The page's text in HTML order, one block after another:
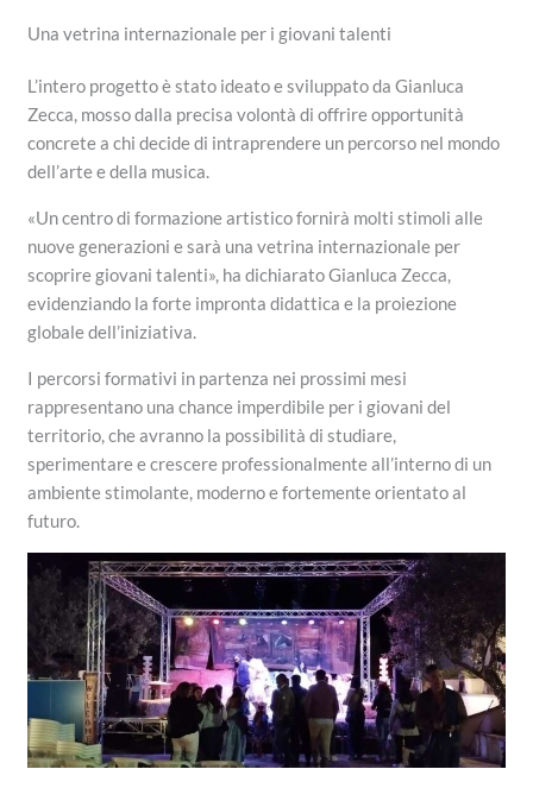
Una vetrina internazionale per i giovani talenti
L’intero progetto è stato ideato e sviluppato da Gianluca
Zecca, mosso dalla precisa volontà di offrire opportunità
concrete a chi decide di intraprendere un percorso nel mondo
dell’arte e della musica.
«Un centro di formazione artistico fornirà molti stimoli alle
nuove generazioni e sarà una vetrina internazionale per
scoprire giovani talenti», ha dichiarato Gianluca Zecca,
evidenziando la forte impronta didattica e la proiezione
globale dell’iniziativa.
I percorsi formativi in partenza nei prossimi mesi
rappresentano una chance imperdibile per i giovani del
territorio, che avranno la possibilità di studiare,
sperimentare e crescere professionalmente all’interno di un
ambiente stimolante, moderno e fortemente orientato al
futuro.